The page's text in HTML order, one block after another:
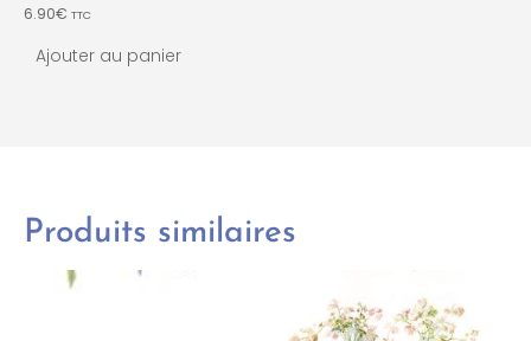
6.90€ TTC
Ajouter au panier
Produits similaires